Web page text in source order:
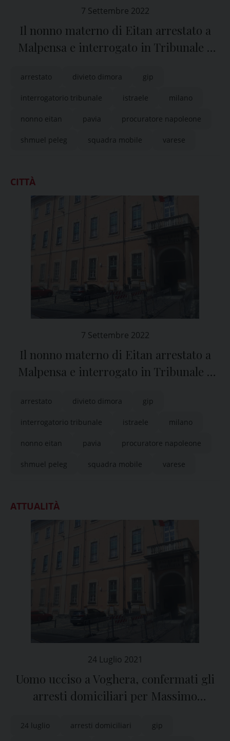
7 Settembre 2022
Il nonno materno di Eitan arrestato a
Malpensa e interrogato in Tribunale a
arrestato divieto dimora gip
interrogatorio tribunale istraele milano
nonno eitan pavia procuratore napoleone
shmuel peleg squadra mobile varese
CITTÀ
7 Settembre 2022
Il nonno materno di Eitan arrestato a
Malpensa e interrogato in Tribunale a
arrestato divieto dimora gip
interrogatorio tribunale istraele milano
nonno eitan pavia procuratore napoleone
shmuel peleg squadra mobile varese
ATTUALITÀ
24 Luglio 2021
Uomo ucciso a Voghera, confermati gli
arresti domiciliari per Massimo
24 luglio arresti domiciliari gip